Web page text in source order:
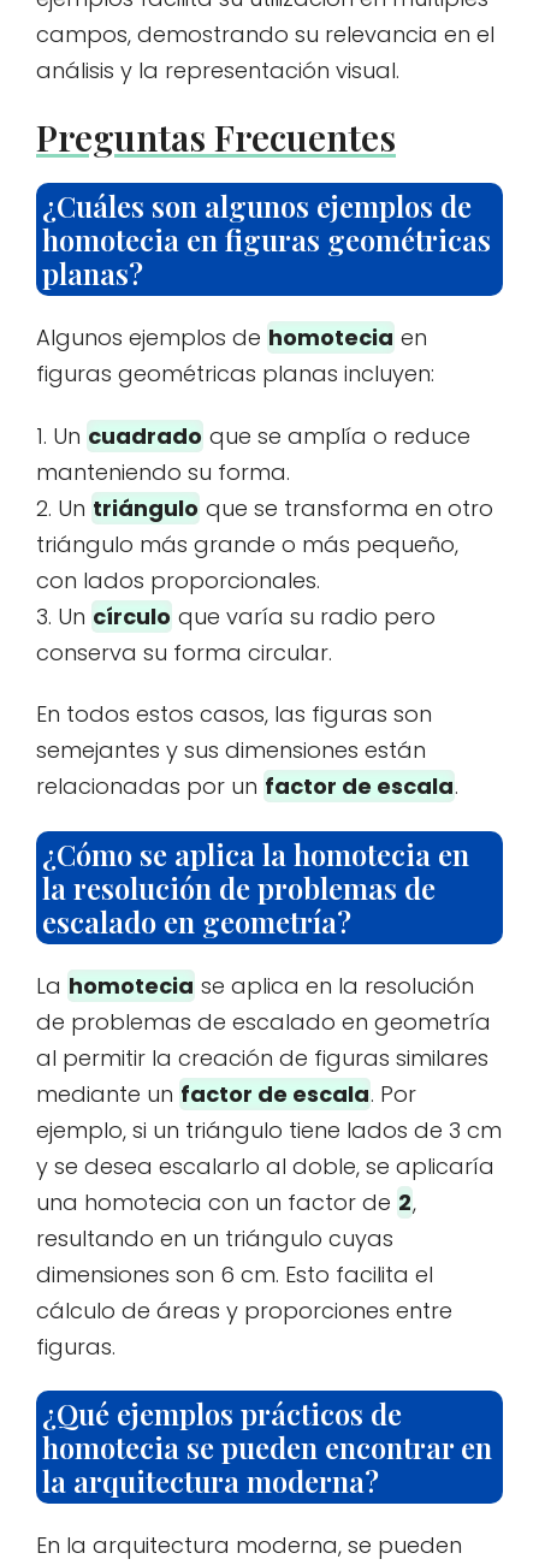
campos, demostrando su relevancia en el
análisis y la representación visual.
Preguntas Frecuentes
¿Cuáles son algunos ejemplos de
homotecia en figuras geométricas
planas?
Algunos ejemplos de homotecia en
figuras geométricas planas incluyen:
1. Un cuadrado que se amplía o reduce
manteniendo su forma.
2. Un triángulo que se transforma en otro
triángulo más grande o más pequeño,
con lados proporcionales.
3. Un círculo que varía su radio pero
conserva su forma circular.
En todos estos casos, las figuras son
semejantes y sus dimensiones están
relacionadas por un factor de escala.
¿Cómo se aplica la homotecia en
la resolución de problemas de
escalado en geometría?
La homotecia se aplica en la resolución
de problemas de escalado en geometría
al permitir la creación de figuras similares
mediante un factor de escala. Por
ejemplo, si un triángulo tiene lados de 3 cm
y se desea escalarlo al doble, se aplicaría
una homotecia con un factor de 2,
resultando en un triángulo cuyas
dimensiones son 6 cm. Esto facilita el
cálculo de áreas y proporciones entre
figuras.
¿Qué ejemplos prácticos de
homotecia se pueden encontrar en
la arquitectura moderna?
En la arquitectura moderna, se pueden